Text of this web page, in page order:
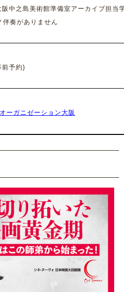
中之島美術館準備室アーカイブ担当
伴奏がありません
予約)
ーガニゼーション大阪